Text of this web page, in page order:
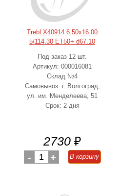
Trebl X40914 6.50x16.00
5/114.30 ET50+ d67.10
Под заказ 12 шт.
Артикул: 000016081
Склад №4
Самовывоз: г. Волгоград,
ул. им. Менделеева, 51
Срок: 2 дня
2730 ₽
- 1 + В корзину